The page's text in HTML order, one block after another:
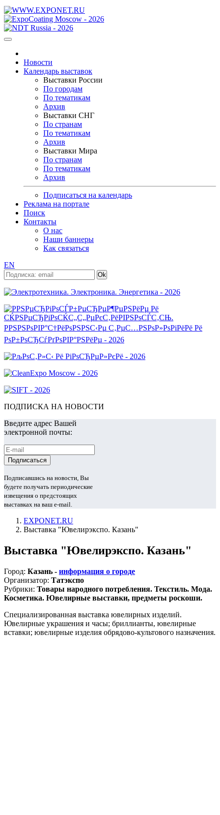
Новости
Календарь выставок
Выставки России
По городам
По тематикам
Архив
Выставки СНГ
По странам
По тематикам
Архив
Выставки Мира
По странам
По тематикам
Архив
Подписаться на календарь
Реклама на портале
Поиск
Контакты
О нас
Наши баннеры
Как связаться
EN
ПОДПИСКА НА НОВОСТИ
Введите адрес Вашей
электронной почты:
Подписавшись на новости, Вы
будете получать периодические
извещения о предстоящих
выставках на ваш e-mail.
EXPONET.RU
Выставка "Ювелирэкспо. Казань"
Выставка "Ювелирэкспо. Казань"
Город: Казань - информация о городе
Организатор: Татэкспо
Рубрики: Товары народного потребления. Текстиль. Мода.
Косметика. Ювелирные выставки, предметы роскоши.
Специализированная выставка ювелирных изделий.
Ювелирные украшения и часы; бриллианты, ювелирные
вставки; ювелирные изделия обрядово-культового назначения.